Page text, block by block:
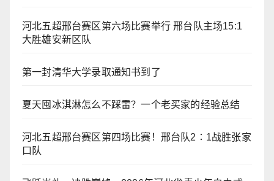
河北五超邢台赛区第六场比赛举行 邢台队主场15:1
大胜雄安新区队
第一封清华大学录取通知书到了
夏天囤冰淇淋怎么不踩雷？一个老买家的经验总结
河北五超邢台赛区第四场比赛！邢台队2∶1战胜张家
口队